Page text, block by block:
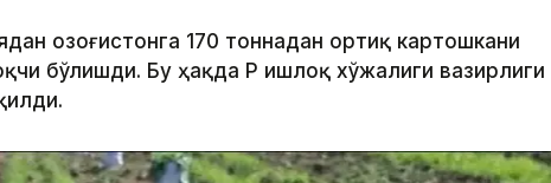
Қозоғистонга 170 тоннадан ортиқ картошкани
бўлишди. Бу ҳақда ҚР Қишлоқ хўжалиги вазирлиги